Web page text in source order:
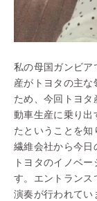
私の母国ガンビア
産がトヨタの主
ため、今回トヨタ
動車生産に乗り出
たということを知
繊維会社から今日
トヨタのイノベ
す。エントランス
演奏が行われてい